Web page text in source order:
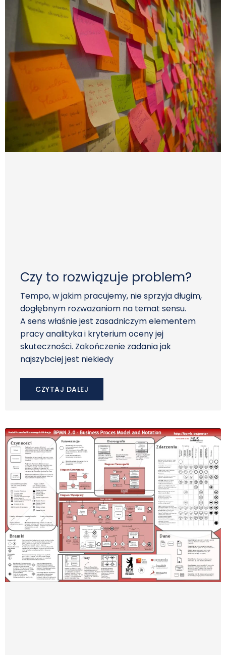
Czy to rozwiązuje problem?
Tempo, w jakim pracujemy, nie sprzyja długim,
dogłębnym rozważaniom na temat sensu.
A sens właśnie jest zasadniczym elementem
pracy analityka i kryterium oceny jej
skuteczności. Zakończenie zadania jak
najszybciej jest niekiedy
CZYTAJ DALEJ